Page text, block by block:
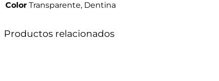
Color Transparente, Dentina
Productos relacionados